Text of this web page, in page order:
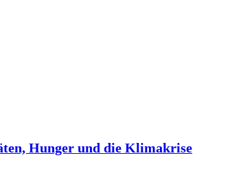
Hunger und die Klimakrise